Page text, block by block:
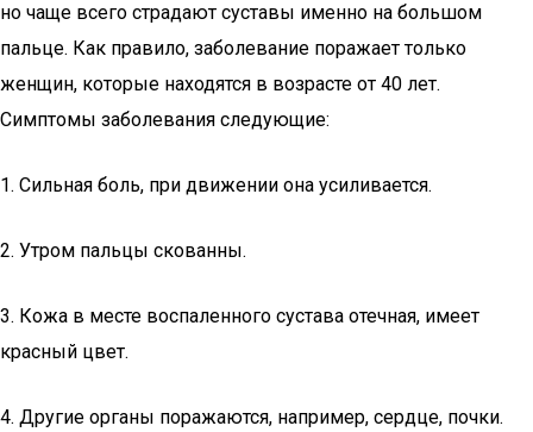
но чаще всего страдают суставы именно на большом
пальце. Как правило, заболевание поражает только
женщин, которые находятся в возрасте от 40 лет.
Симптомы заболевания следующие:
1. Сильная боль, при движении она усиливается.
2. Утром пальцы скованны.
3. Кожа в месте воспаленного сустава отечная, имеет
красный цвет.
4. Другие органы поражаются, например, сердце, почки.